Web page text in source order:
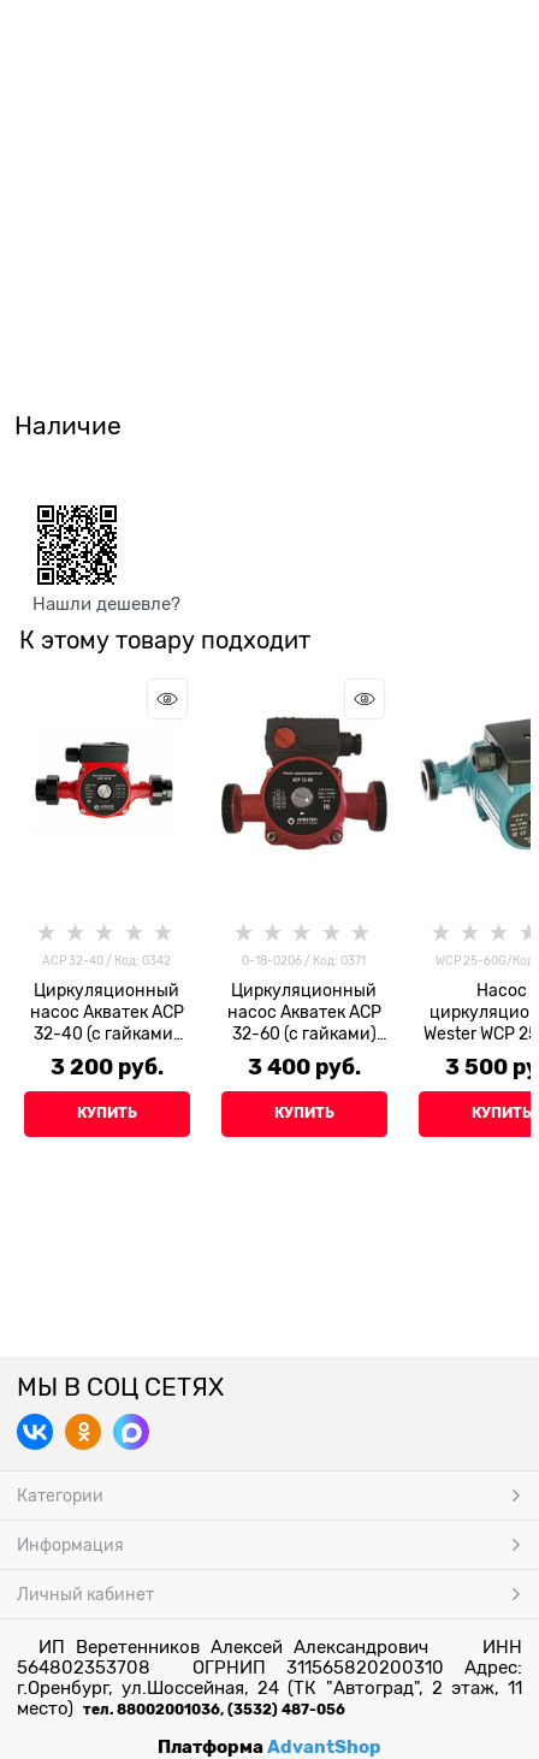
Наличие
Нашли дешевле?
К этому товару подходит
ACP 32-40 / Код: 0342
Циркуляционный
насос Акватек ACP
32-40 (с гайками)
тип 2
3 200 руб.
КУПИТЬ
0-18-0206 / Код: 0371
Циркуляционный
насос Акватек ACP
32-60 (с гайками)
тип 2
3 400 руб.
КУПИТЬ
WCP 25-60G/Код:
Насос
Wester WCP
(с
3 500
КУПИТЬ
МЫ В СОЦ СЕТЯХ
Категории
Информация
Личный кабинет
ИП Веретенников Алексей Александрович ИНН
564802353708 ОГРНИП 311565820200310 Адрес:
г.Оренбург, ул.Шоссейная, 24 (ТК "Автоград", 2 этаж, 11
место) тел. 88002001036, (3532) 487-056
ПлатформаAdvantShop